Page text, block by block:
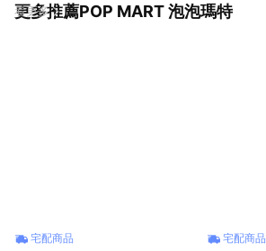
更多推薦POP MART 泡泡瑪特
看更多
宅配商品 宅配商品